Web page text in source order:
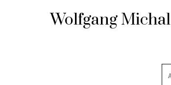
Wolfgang Michal